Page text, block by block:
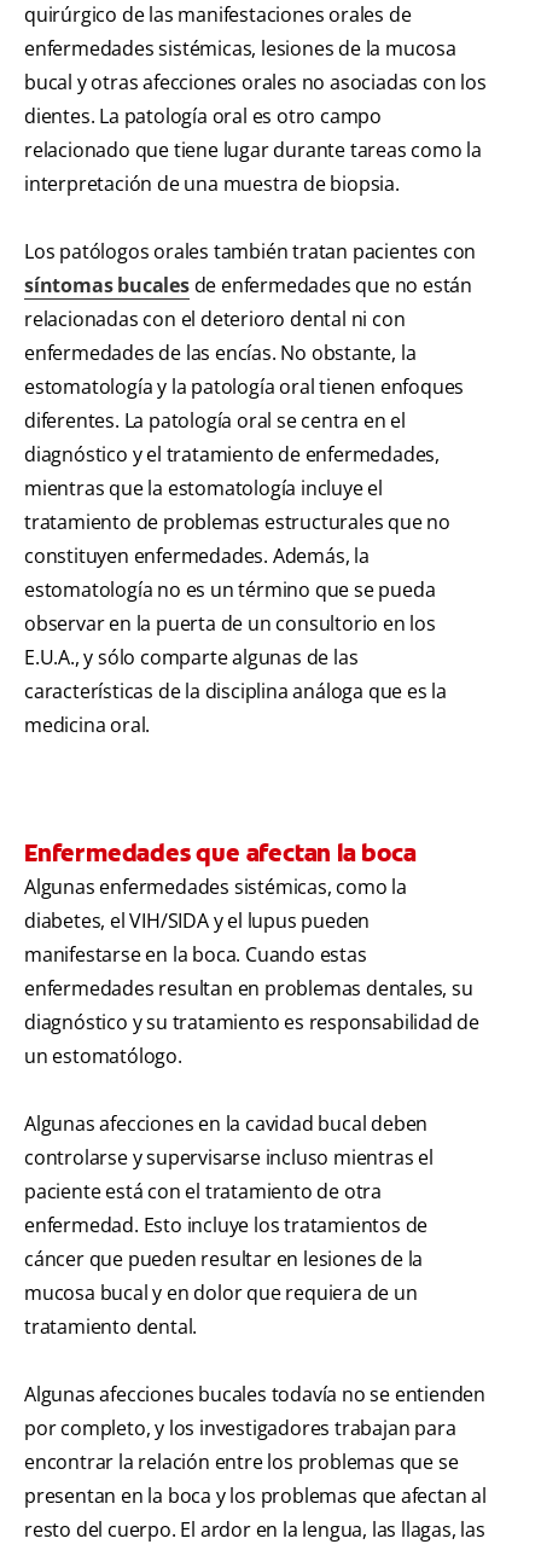
quirúrgico de las manifestaciones orales de
enfermedades sistémicas, lesiones de la mucosa
bucal y otras afecciones orales no asociadas con los
dientes. La patología oral es otro campo
relacionado que tiene lugar durante tareas como la
interpretación de una muestra de biopsia.
Los patólogos orales también tratan pacientes con
síntomas bucalesde enfermedades que no están
relacionadas con el deterioro dental ni con
enfermedades de las encías. No obstante, la
estomatología y la patología oral tienen enfoques
diferentes. La patología oral se centra en el
diagnóstico y el tratamiento de enfermedades,
mientras que la estomatología incluye el
tratamiento de problemas estructurales que no
constituyen enfermedades. Además, la
estomatología no es un término que se pueda
observar en la puerta de un consultorio en los
E.U.A., y sólo comparte algunas de las
características de la disciplina análoga que es la
medicina oral.
Enfermedades que afectan la boca
Algunas enfermedades sistémicas, como la
diabetes, el VIH/SIDA y el lupus pueden
manifestarse en la boca. Cuando estas
enfermedades resultan en problemas dentales, su
diagnóstico y su tratamiento es responsabilidad de
un estomatólogo.
Algunas afecciones en la cavidad bucal deben
controlarse y supervisarse incluso mientras el
paciente está con el tratamiento de otra
enfermedad. Esto incluye los tratamientos de
cáncer que pueden resultar en lesiones de la
mucosa bucal y en dolor que requiera de un
tratamiento dental.
Algunas afecciones bucales todavía no se entienden
por completo, y los investigadores trabajan para
encontrar la relación entre los problemas que se
presentan en la boca y los problemas que afectan al
resto del cuerpo. El ardor en la lengua, las llagas, las